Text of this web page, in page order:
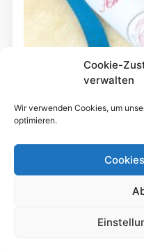
Cookie-
verwalten
Wir verwenden Cookies, um
optimieren.
Schultütendesign